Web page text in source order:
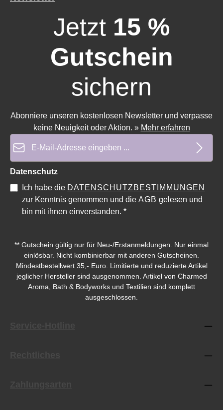
Durchschnittliche Bewertung von 0 von 5 SternenDurchschnittliche
Jetzt 15 %
Gutschein
sichern
Abonniere unseren kostenlosen Newsletter und verpasse
keine Neuigkeit oder Aktion. » Mehr erfahren
Datenschutz
Ich habe die DATENSCHUTZBESTIMMUNGEN
zur Kenntnis genommen und die AGB gelesen und
bin mit ihnen einverstanden. *
** Gutschein gültig nur für Neu-/Erstanmeldungen. Nur einmal
einlösbar. Nicht kombinierbar mit anderen Gutscheinen.
Mindestbestellwert 35,- Euro. Limitierte und reduzierte Artikel
jeglicher Hersteller sind ausgenommen. Artikel von Charmed
Aroma, Bath & Bodyworks und Textilien sind komplett
ausgeschlossen.